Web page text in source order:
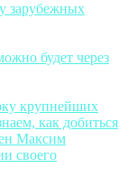
зарубежных
будет через
крупнейших
как добиться
Максим
своего